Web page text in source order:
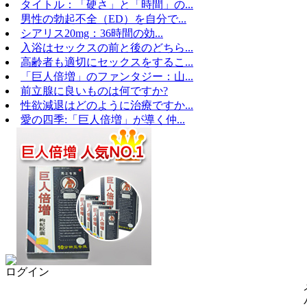
タイトル：「硬さ」と「時間」の...
男性の勃起不全（ED）を自分で...
シアリス20mg：36時間の効...
入浴はセックスの前と後のどちら...
高齢者も適切にセックスをするこ...
「巨人倍増」のファンタジー：山...
前立腺に良いものは何ですか?
性欲減退はどのように治療ですか...
愛の四季:「巨人倍増」が導く仲...
ログイン